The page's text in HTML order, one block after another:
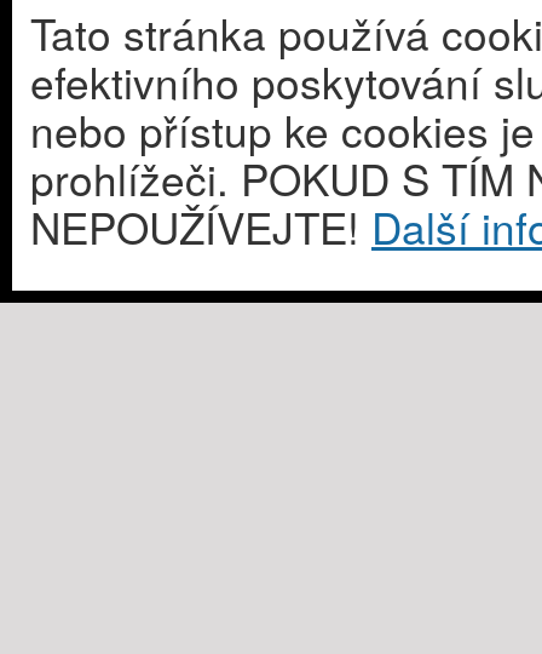
Tato stránka používá
efektivního poskytování
nebo přístup ke cookies
prohlížeči. POKUD S TÍM
NEPOUŽÍVEJTE! Další